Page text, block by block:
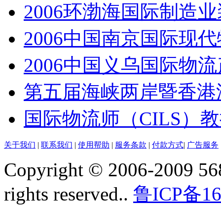
2006环渤海国际制造
2006中国南京国际现
2006中国义乌国际物
第五届海峡两岸暨香
国际物流师（CILS）
关于我们 | 联系我们 | 使用帮助 | 服务条款 | 付款方式| 广告服务
Copyright © 2006-2009
rights reserved.. 鲁ICP备